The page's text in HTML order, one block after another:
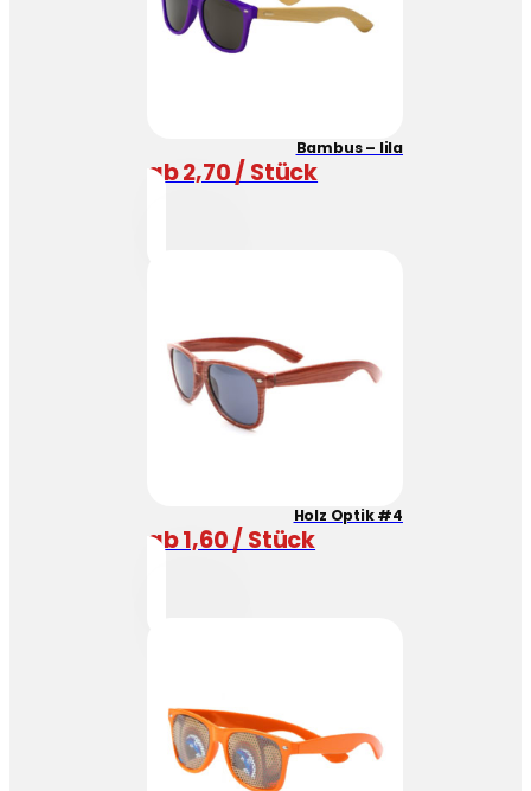
Bambus – lila
ab 2,70 / Stück
Holz Optik #4
ab 1,60 / Stück